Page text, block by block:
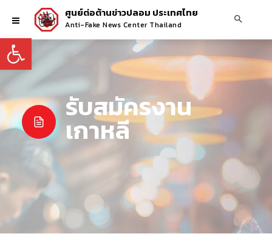
Open toolbar
ศูนย์ต่อต้านข่าวปลอม ประเทศไทย
Anti-Fake News Center Thailand
รับสมัครงาน
เกาหลี